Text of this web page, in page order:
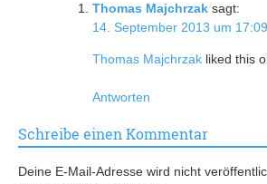
Thomas Majchrzak sagt:
14. September 2013 um
Thomas Majchrzak liked this
Antworten
Schreibe einen Kommentar
Deine E-Mail-Adresse wird nicht